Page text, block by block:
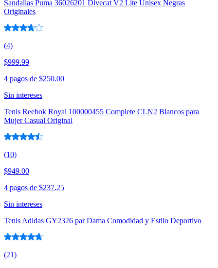
Sandalias Puma 36026201 Divecat V2 Lite Unisex Negras
Originales
(4)
$999.99
4 pagos de $250.00
Sin intereses
Tenis Reebok Royal 100000455 Complete CLN2 Blancos para
Mujer Casual Original
(10)
$949.00
4 pagos de $237.25
Sin intereses
Tenis Adidas GY2326 par Dama Comodidad y Estilo Deportivo
(21)